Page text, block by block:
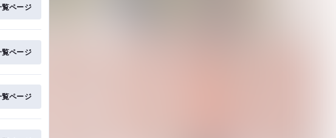
ページ
ページ
ページ